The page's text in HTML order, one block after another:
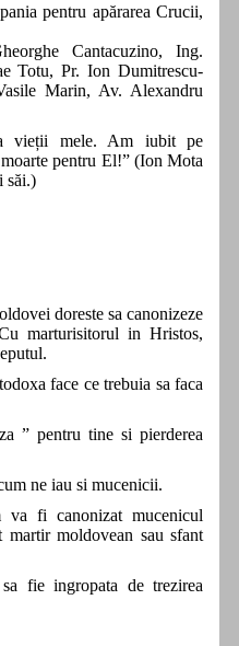
pentru apărarea Crucii,
Cantacuzino, Ing.
Totu, Pr. Ion Dumitrescu-
Marin, Av. Alexandru
vieții mele. Am iubit pe
pentru El!” (Ion Mota
săi.)
doreste sa canonizeze
marturisitorul in Hristos,
face ce trebuia sa faca
” pentru tine si pierderea
ne iau si mucenicii.
fi canonizat mucenicul
moldovean sau sfant
fie ingropata de trezirea